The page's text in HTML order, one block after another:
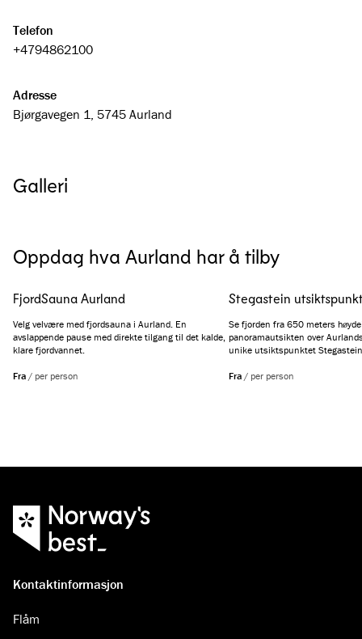
Telefon
+4794862100
Adresse
Bjørgavegen 1, 5745 Aurland
Galleri
Oppdag hva Aurland har å tilby
FjordSauna Aurland
Velg velvære med fjordsauna i Aurland. En
avslappende pause med direkte tilgang til det kalde,
klare fjordvannet.
Fra / per person
Stegastein
Se fjorden fra 650 meters
panoramautsikten over
unike utsiktspunktet
Fra / per person
Kontaktinformasjon
Flåm